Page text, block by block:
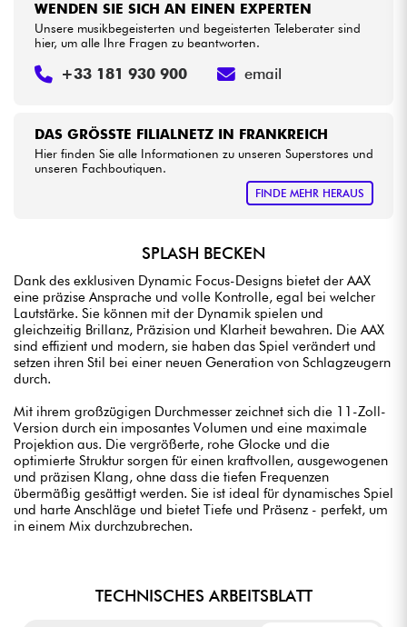
DAS GRÖSSTE FILIALNETZ IN FRANKREICH
Hier finden Sie alle Informationen zu unseren Superstores und
unseren Fachboutiquen.
FINDE MEHR HERAUS
WENDEN SIE SICH AN EINEN EXPERTEN
Unsere musikbegeisterten und begeisterten Teleberater sind
hier, um alle Ihre Fragen zu beantworten.
+33 181 930 900 email
SPLASH BECKEN
Dank des exklusiven Dynamic Focus-Designs bietet der AAX
eine präzise Ansprache und volle Kontrolle, egal bei welcher
Lautstärke. Sie können mit der Dynamik spielen und
gleichzeitig Brillanz, Präzision und Klarheit bewahren. Die AAX
sind effizient und modern, sie haben das Spiel verändert und
setzen ihren Stil bei einer neuen Generation von Schlagzeugern
durch.
Mit ihrem großzügigen Durchmesser zeichnet sich die 11-Zoll-
Version durch ein imposantes Volumen und eine maximale
Projektion aus. Die vergrößerte, rohe Glocke und die
optimierte Struktur sorgen für einen kraftvollen, ausgewogenen
und präzisen Klang, ohne dass die tiefen Frequenzen
übermäßig gesättigt werden. Sie ist ideal für dynamisches Spiel
und harte Anschläge und bietet Tiefe und Präsenz - perfekt, um
in einem Mix durchzubrechen.
TECHNISCHES ARBEITSBLATT